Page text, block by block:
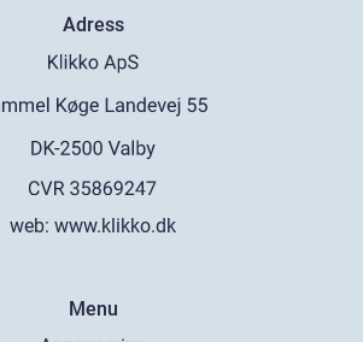
Adress
web: www.klikko.dk
Menu